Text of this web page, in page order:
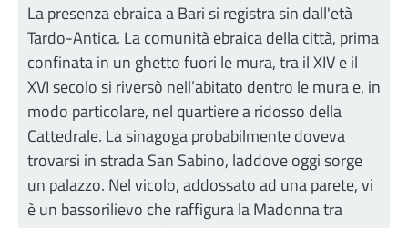
La presenza ebraica a Bari si registra sin dall'età
Tardo-Antica. La comunità ebraica della città, prima
confinata in un ghetto fuori le mura, tra il XIV e il
XVI secolo si riversò nell’abitato dentro le mura e, in
modo particolare, nel quartiere a ridosso della
Cattedrale. La sinagoga probabilmente doveva
trovarsi in strada San Sabino, laddove oggi sorge
un palazzo. Nel vicolo, addossato ad una parete, vi
è un bassorilievo che raffigura la Madonna tra